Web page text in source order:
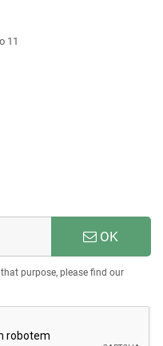
11
OK
purpose, please find our